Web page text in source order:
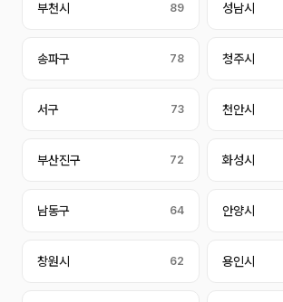
부천시 89 성남시
송파구 78 청주시
서구 73 천안시
부산진구 72 화성시
남동구 64 안양시
창원시 62 용인시